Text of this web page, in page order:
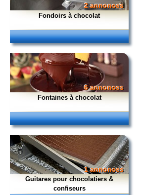
2 annonces
Fondoirs à chocolat
6 annonces
Fontaines à chocolat
1 annonces
Guitares pour chocolatiers &
confiseurs